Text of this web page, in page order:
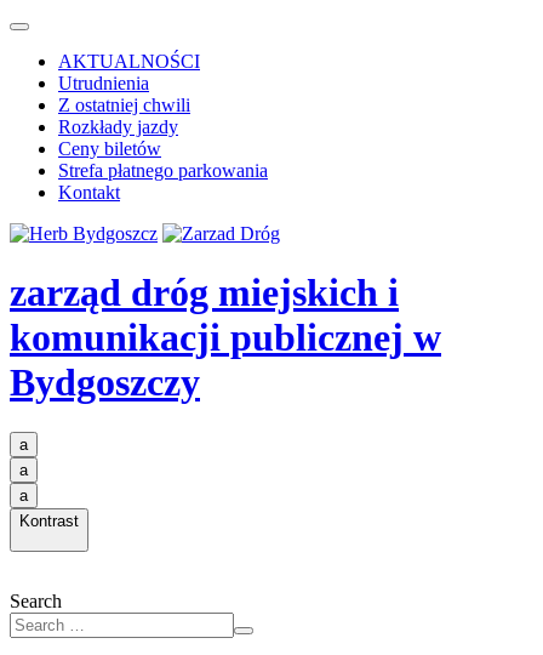
AKTUALNOŚCI
Utrudnienia
Z ostatniej chwili
Rozkłady jazdy
Ceny biletów
Strefa płatnego parkowania
Kontakt
zarząd dróg miejskich i
komunikacji publicznej w
Bydgoszczy
a
a
a
Kontrast
Search